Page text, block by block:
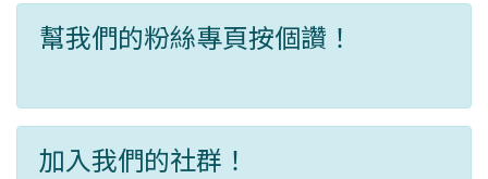
幫我們的粉絲專頁按個讚！
加入我們的社群！